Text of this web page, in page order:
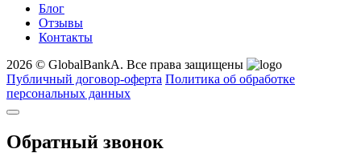
Блог
Отзывы
Контакты
2026 © GlobalBankA. Все права защищены
Публичный договор-оферта Политика об обработке
персональных данных
Обратный звонок